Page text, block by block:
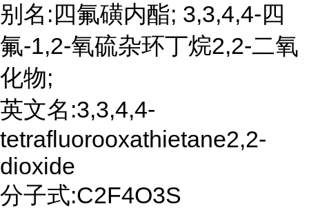
别名:四氟磺内酯; 3,3,4,4-四
氟-1,2-氧硫杂环丁烷2,2-二氧
化物;
英文名:3,3,4,4-
tetrafluorooxathietane2,2-
dioxide
分子式:C2F4O3S